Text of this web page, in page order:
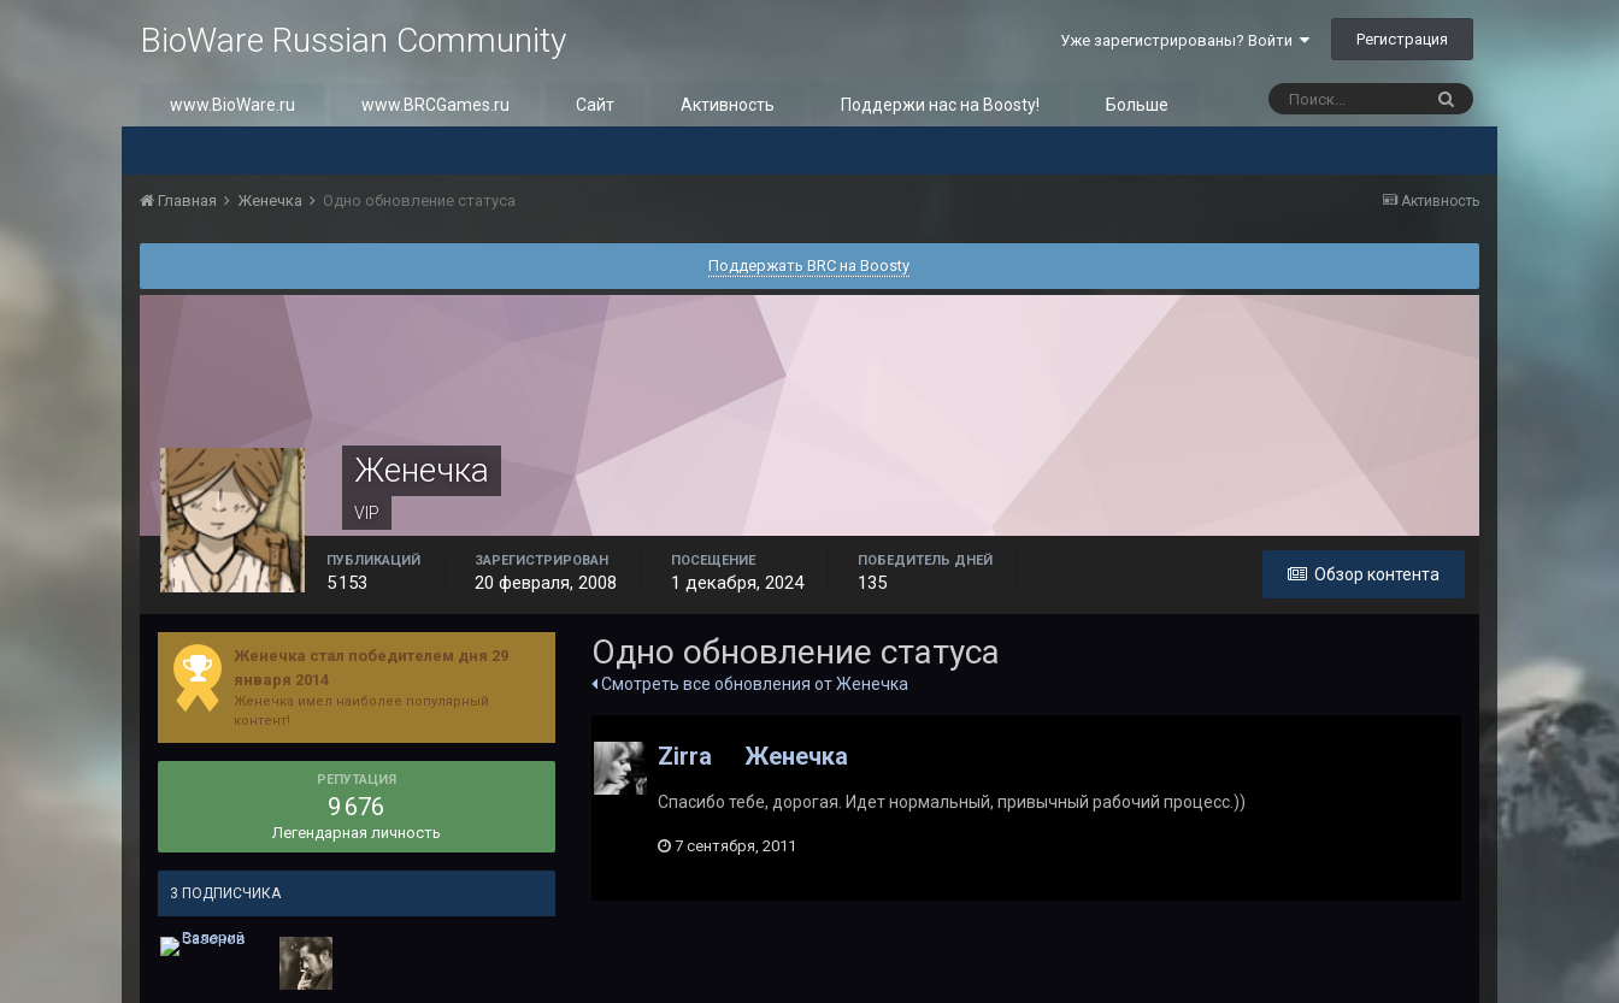
BioWare Russian Community Уже зарегистрированы? Войти Регистрация
www.BioWare.ru www.BRCGames.ru Сайт Активность Поддержи нас на Boosty! Больше
Активность
Главная Женечка Одно обновление статуса
Поддержать BRC на Boosty
Женечка
VIP
Обзор контента
ПУБЛИКАЦИЙ
5 153
ЗАРЕГИСТРИРОВАН
20 февраля, 2008
ПОСЕЩЕНИЕ
1 декабря, 2024
ПОБЕДИТЕЛЬ ДНЕЙ
135
Женечка стал победителем дня 29
января 2014
Женечка имел наиболее популярный
контент!
РЕПУТАЦИЯ
9 676
Легендарная личность
3 ПОДПИСЧИКА
Одно обновление статуса
Смотреть все обновления от Женечка
Zirra Женечка
Спасибо тебе, дорогая. Идет нормальный, привычный рабочий процесс.))
7 сентября, 2011